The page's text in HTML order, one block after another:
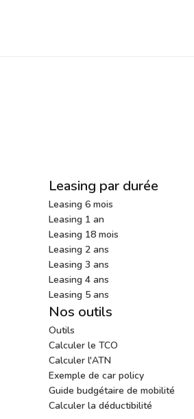
Leasing par durée
Leasing 6 mois
Leasing 1 an
Leasing 18 mois
Leasing 2 ans
Leasing 3 ans
Leasing 4 ans
Leasing 5 ans
Nos outils
Outils
Calculer le TCO
Calculer l'ATN
Exemple de car policy
Guide budgétaire de mobilité
Calculer la déductibilité